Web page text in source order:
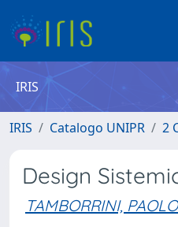
IRIS
IRIS Catalogo UNIPR 2
Design
TAMBORRINI,